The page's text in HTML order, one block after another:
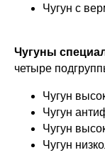
Чугун с
Чугуны
четыре
Чугун
Чугун
Чугун
Чугун